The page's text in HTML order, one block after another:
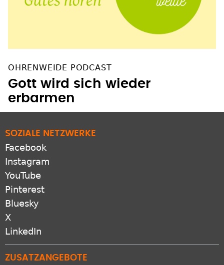
OHRENWEIDE PODCAST
Gott wird sich wieder
erbarmen
SOZIALE NETZWERKE
Facebook
Instagram
YouTube
Pinterest
Bluesky
X
LinkedIn
ZUSATZANGEBOTE